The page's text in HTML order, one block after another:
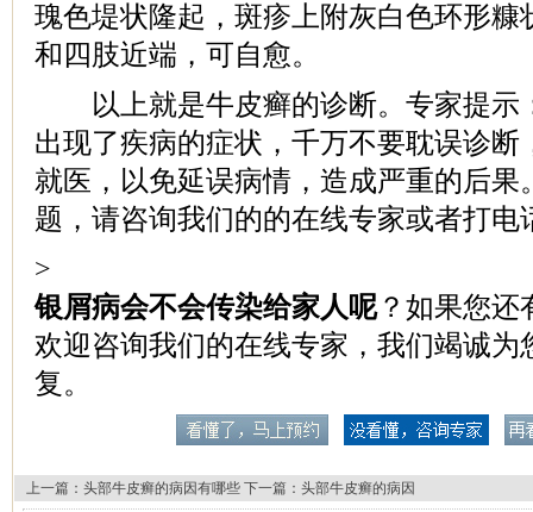
瑰色堤状隆起，斑疹上附灰白色环形糠
和四肢近端，可自愈。
以上就是牛皮癣的诊断。专家提示
出现了疾病的症状，千万不要耽误诊断
就医，以免延误病情，造成严重的后果
题，请咨询我们的的在线专家或者打电
>
银屑病会不会传染给家人呢？如果您还
欢迎咨询我们的在线专家，我们竭诚为
复。
上一篇： 头部牛皮癣的病因有哪些 下一篇： 头部牛皮癣的病因